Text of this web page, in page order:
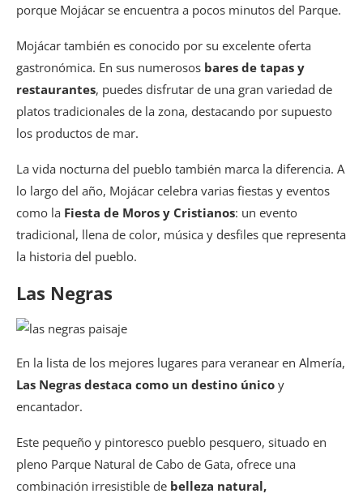
porque Mojácar se encuentra a pocos minutos del Parque.
Mojácar también es conocido por su excelente oferta
gastronómica. En sus numerosos bares de tapas y
restaurantes, puedes disfrutar de una gran variedad de
platos tradicionales de la zona, destacando por supuesto
los productos de mar.
La vida nocturna del pueblo también marca la diferencia. A
lo largo del año, Mojácar celebra varias fiestas y eventos
como la Fiesta de Moros y Cristianos: un evento
tradicional, llena de color, música y desfiles que representa
la historia del pueblo.
Las Negras
En la lista de los mejores lugares para veranear en Almería,
Las Negras destaca como un destino único y
encantador.
Este pequeño y pintoresco pueblo pesquero, situado en
pleno Parque Natural de Cabo de Gata, ofrece una
combinación irresistible de belleza natural,